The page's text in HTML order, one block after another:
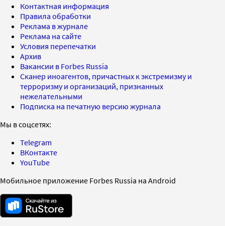
Контактная информация
Правила обработки
Реклама в журнале
Реклама на сайте
Условия перепечатки
Архив
Вакансии в Forbes Russia
Сканер иноагентов, причастных к экстремизму и
терроризму и организаций, признанных
нежелательными
Подписка на печатную версию журнала
Мы в соцсетях:
Telegram
ВКонтакте
YouTube
Мобильное приложение Forbes Russia на Android